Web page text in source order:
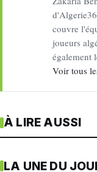
couvre
joueurs
également
Voir tous
À LIRE AUSSI
LA UNE DU